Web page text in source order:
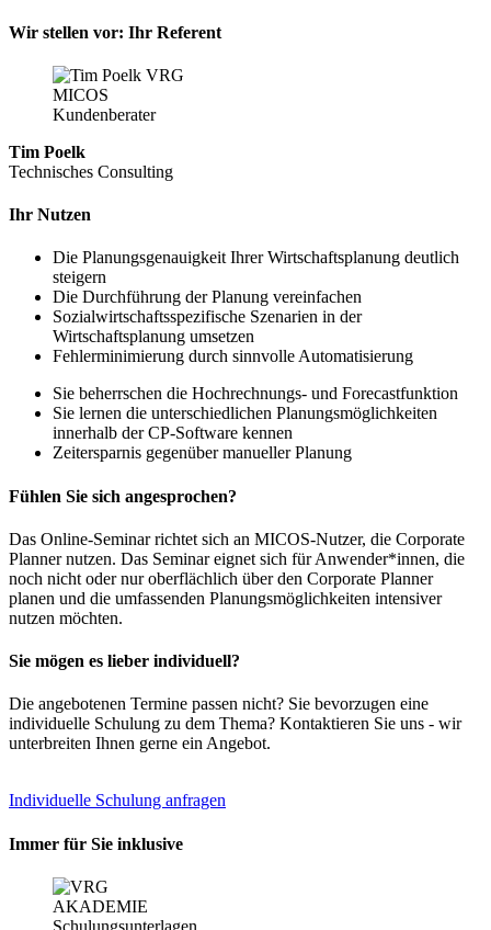
Wir stellen vor: Ihr Referent
Tim Poelk
Technisches Consulting
Ihr Nutzen
Die Planungsgenauigkeit Ihrer Wirtschaftsplanung deutlich
steigern
Die Durchführung der Planung vereinfachen
Sozialwirtschaftsspezifische Szenarien in der
Wirtschaftsplanung umsetzen
Fehlerminimierung durch sinnvolle Automatisierung
Sie beherrschen die Hochrechnungs- und Forecastfunktion
Sie lernen die unterschiedlichen Planungsmöglichkeiten
innerhalb der CP-Software kennen
Zeitersparnis gegenüber manueller Planung
Fühlen Sie sich angesprochen?
Das Online-Seminar richtet sich an MICOS-Nutzer, die Corporate
Planner nutzen. Das Seminar eignet sich für Anwender*innen, die
noch nicht oder nur oberflächlich über den Corporate Planner
planen und die umfassenden Planungsmöglichkeiten intensiver
nutzen möchten.
Sie mögen es lieber individuell?
Die angebotenen Termine passen nicht? Sie bevorzugen eine
individuelle Schulung zu dem Thema? Kontaktieren Sie uns - wir
unterbreiten Ihnen gerne ein Angebot.
Individuelle Schulung anfragen
Immer für Sie inklusive